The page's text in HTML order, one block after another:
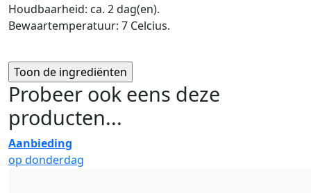
Houdbaarheid: ca. 2 dag(en).
Bewaartemperatuur: 7 Celcius.
Probeer ook eens deze
producten...
Aanbieding
op donderdag